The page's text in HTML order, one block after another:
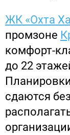
ЖК «Охта
промзоне
комфорт-
до 22
сдаются